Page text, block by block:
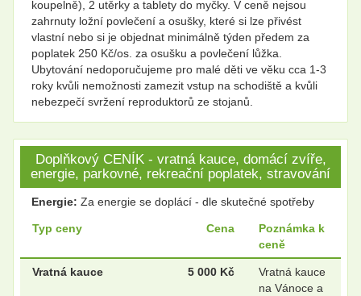
koupelně), 2 utěrky a tablety do myčky. V ceně nejsou
zahrnuty ložní povlečení a osušky, které si lze přivést
vlastní nebo si je objednat minimálně týden předem za
poplatek 250 Kč/os. za osušku a povlečení lůžka.
Ubytování nedoporučujeme pro malé děti ve věku cca 1-3
roky kvůli nemožnosti zamezit vstup na schodiště a kvůli
nebezpečí svržení reproduktorů ze stojanů.
Doplňkový CENÍK - vratná kauce, domácí zvíře,
energie, parkovné, rekreační poplatek, stravování
Energie: Za energie se doplácí - dle skutečné spotřeby
Typ ceny Cena
Poznámka k
ceně
Vratná kauce 5 000 Kč
Vratná kauce
na Vánoce a